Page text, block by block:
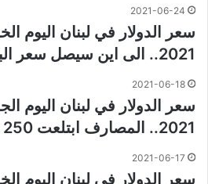
2021-06-24
2021.. الى اين سيصل سعر البنزين؟
2021-06-18
2021.. المصارف ابتلعت 250 مليون دولار
2021-06-17